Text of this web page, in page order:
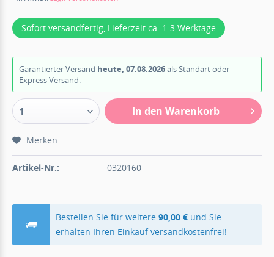
Sofort versandfertig, Lieferzeit ca. 1-3 Werktage
Garantierter Versand heute, 07.08.2026als Standart oder
Express Versand.
1 In den Warenkorb
Merken
Artikel-Nr.: 0320160
Bestellen Sie für weitere90,00 € und Sie
erhalten Ihren Einkauf versandkostenfrei!